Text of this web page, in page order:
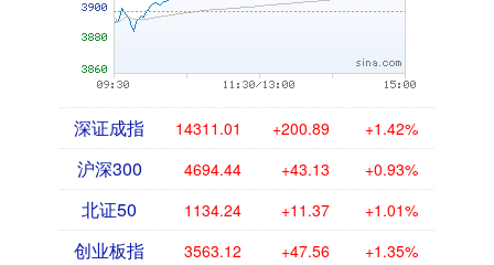
深证成指 14311.01 +200.89 +1.42%
沪深300 4694.44 +43.13 +0.93%
北证50 1134.24 +11.37 +1.01%
创业板指 3563.12 +47.56 +1.35%